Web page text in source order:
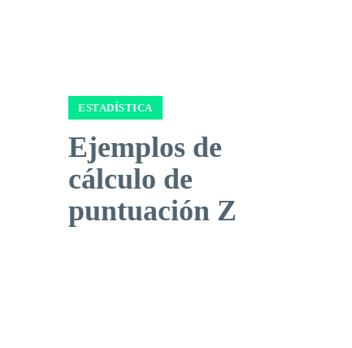
ESTADÍSTICA
Ejemplos de
cálculo de
puntuación Z